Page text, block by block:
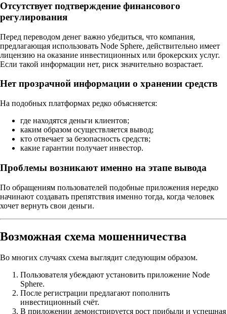
Отсутствует подтверждение финансового
регулирования
Перед переводом денег важно убедиться, что компания,
предлагающая использовать Node Sphere, действительно имеет
лицензию на оказание инвестиционных или брокерских услуг.
Если такой информации нет, риск значительно возрастает.
Нет прозрачной информации о хранении средств
На подобных платформах редко объясняется:
где находятся деньги клиентов;
каким образом осуществляется вывод;
кто отвечает за безопасность средств;
какие гарантии получает инвестор.
Проблемы возникают именно на этапе вывода
По обращениям пользователей подобные приложения нередко
начинают создавать препятствия именно тогда, когда человек
хочет вернуть свои деньги.
Возможная схема мошенничества
Во многих случаях схема выглядит следующим образом.
Пользователя убеждают установить приложение Node
Sphere.
После регистрации предлагают пополнить
инвестиционный счёт.
В приложении демонстрируется рост прибыли и успешная